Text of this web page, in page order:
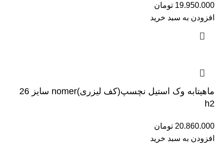
19.950.000 تومان
افزودن به سبد خرید
ماهیتابه وک استیل نچسپ(کف لیزری)nomer سایز 26
h2
20.860.000 تومان
افزودن به سبد خرید